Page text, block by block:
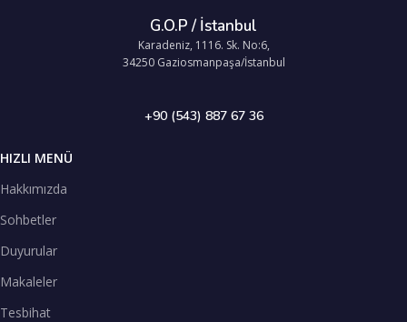
G.O.P / İstanbul
Karadeniz, 1116. Sk. No:6,
34250 Gaziosmanpaşa/İstanbul
+90 (543) 887 67 36
HIZLI MENÜ
Hakkımızda
Sohbetler
Duyurular
Makaleler
Tesbihat